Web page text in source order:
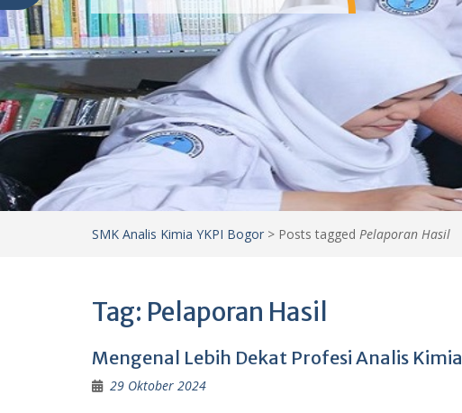
SMK Analis Kimia YKPI Bogor > Posts tagged Pelaporan Hasil
Tag: Pelaporan Hasil
Mengenal Lebih Dekat Profesi Analis Kimia
29 Oktober 2024